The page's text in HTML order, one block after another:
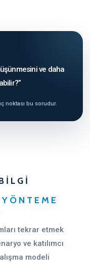
ve daha
noktası bu sorudur.
tekrar etmek
ve katılımcı
modeli